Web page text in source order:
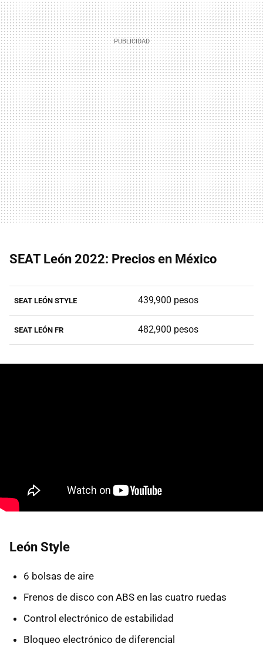
SEAT León 2022: Precios en México
SEAT LEÓN STYLE 439,900 pesos
SEAT LEÓN FR 482,900 pesos
León Style
6 bolsas de aire
Frenos de disco con ABS en las cuatro ruedas
Control electrónico de estabilidad
Bloqueo electrónico de diferencial